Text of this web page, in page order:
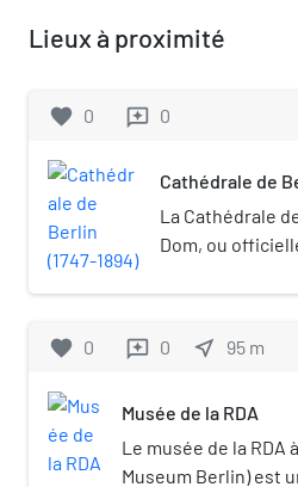
Lieux à proximité
favorite 0 reviews 0
Cathédrale de
La Cathédrale
Dom, ou
und Domkirche
l'église
1894 dans le
la Spree à
du château.
favorite 0 reviews 0 near_me 95 m
Musée de la RDA
Le musée de la RDA
Museum Berlin) est